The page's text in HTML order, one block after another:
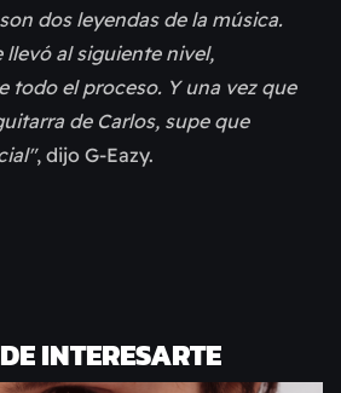
dos leyendas de la música.
llevó al siguiente nivel,
todo el proceso. Y una vez que
de Carlos, supe que
, dijo G-Eazy.
INTERESARTE